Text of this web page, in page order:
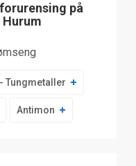
på
Hurum
Tungmetaller
Antimon